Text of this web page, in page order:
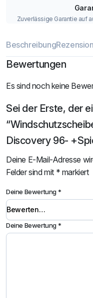
Zuverlässige Garantie auf
Beschreibung
Bewertungen
Es sind noch keine
Sei der Erste, der
Discovery 96-
Deine E-Mail-Adresse
Felder sind mit * markiert
Deine Bewertung*
Deine Bewertung*